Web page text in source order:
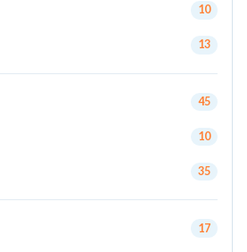
10
13
45
10
35
17